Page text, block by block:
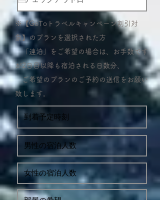
※【GoToトラベルキャンペーン割引対
象】のプランを選択された方
「連泊」をご希望の場合は、お手数です
が2日目以降も宿泊される日数分、
ご希望のプランのご予約の送信をお願い
致します。